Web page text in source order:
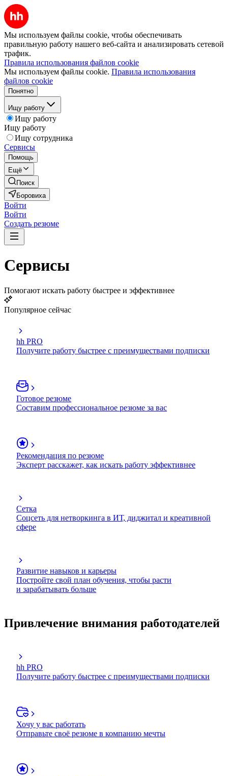
Мы используем файлы cookie, чтобы обеспечивать
правильную работу нашего веб-сайта и анализировать сетевой
трафик.
Правила использования файлов cookie
Мы используем файлы cookie. Правила использования
файлов cookie
Понятно
Ищу работу
Ищу работу
Ищу работу
Ищу сотрудника
Сервисы
Помощь
Ещё
Поиск
Боровиха
Войти
Войти
Создать резюме
Сервисы
Помогают искать работу быстрее и эффективнее
Популярное сейчас
hh PRO
Получите работу быстрее с преимуществами подписки
Готовое резюме
Составим профессиональное резюме за вас
Рекомендация по резюме
Эксперт расскажет, как искать работу эффективнее
Сетка
Соцсеть для нетворкинга в ИТ, диджитал и креативной
сфере
Развитие навыков и карьеры
Постройте свой план обучения, чтобы расти
и зарабатывать больше
Привлечение внимания работодателей
hh PRO
Получите работу быстрее с преимуществами подписки
Хочу у вас работать
Отправьте своё резюме в компанию мечты